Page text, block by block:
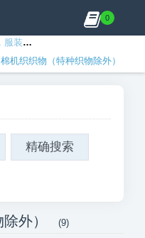
0
制品
棉机织织物（特种织物除外）
精确搜索
外） (9)